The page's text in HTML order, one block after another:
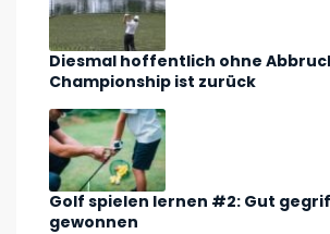
Diesmal hoffentlich ohne
Championship ist zurück
Golf spielen lernen #2: Gut
gewonnen